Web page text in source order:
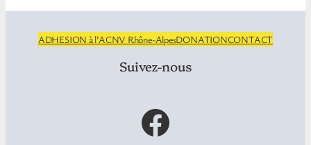
ADHESION à l’ACNV Rhône-AlpesDONATIONCONTACT
Suivez-nous
Facebook